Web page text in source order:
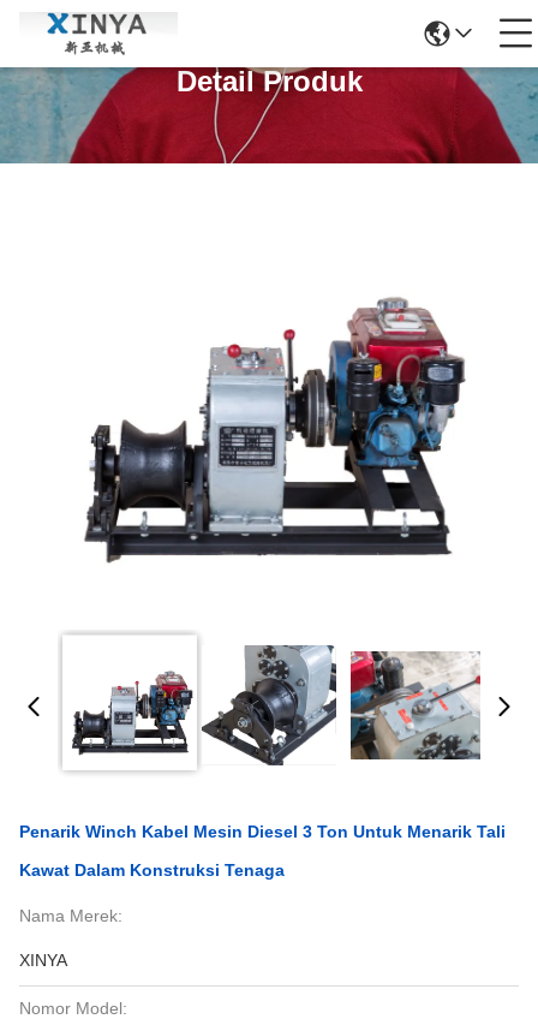
Detail Produk
Penarik Winch Kabel Mesin Diesel 3 Ton Untuk Menarik Tali
Kawat Dalam Konstruksi Tenaga
Nama Merek:
XINYA
Nomor Model: